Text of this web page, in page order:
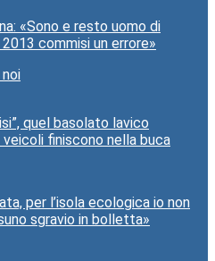
«Sono e resto uomo di
commisi un errore»
quel basolato lavico
finiscono nella buca
per l’isola ecologica io non
sgravio in bolletta»